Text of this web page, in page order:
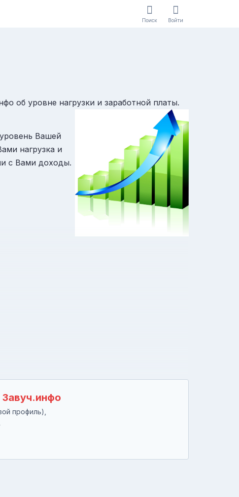
Поиск Войти
об уровне нагрузки и заработной платы.
Вашей
нагрузка и
с Вами доходы.
профиль),